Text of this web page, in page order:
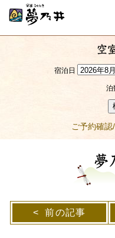
空
宿泊日
泊
ご予約確
夢
前の記事